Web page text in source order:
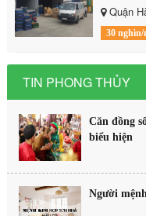
Quận
30
TIN PHONG THỦY
Căn đồng
biểu hiện
Người